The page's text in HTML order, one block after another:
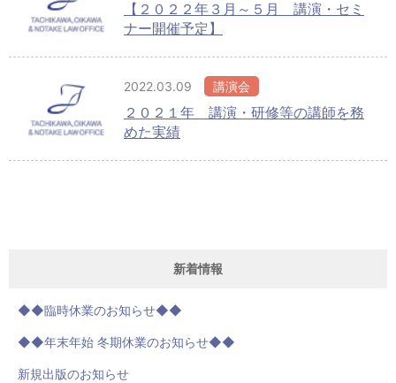
【２０２２年３月～５月 講演・セミ
ナー開催予定】
2022.03.09 講演会
２０２１年 講演・研修等の講師を務
めた実績
新着情報
◆◆臨時休業のお知らせ◆◆
◆◆年末年始 冬期休業のお知らせ◆◆
新規出版のお知らせ